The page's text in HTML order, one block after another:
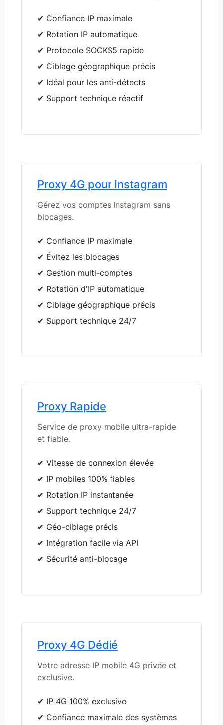
✔ Confiance IP maximale
✔ Rotation IP automatique
✔ Protocole SOCKS5 rapide
✔ Ciblage géographique précis
✔ Idéal pour les anti-détects
✔ Support technique réactif
Proxy 4G pour Instagram
Gérez vos comptes Instagram sans
blocages.
✔ Confiance IP maximale
✔ Évitez les blocages
✔ Gestion multi-comptes
✔ Rotation d'IP automatique
✔ Ciblage géographique précis
✔ Support technique 24/7
Proxy Rapide
Service de proxy mobile ultra-rapide
et fiable.
✔ Vitesse de connexion élevée
✔ IP mobiles 100% fiables
✔ Rotation IP instantanée
✔ Support technique 24/7
✔ Géo-ciblage précis
✔ Intégration facile via API
✔ Sécurité anti-blocage
Proxy 4G Dédié
Votre adresse IP mobile 4G privée et
exclusive.
✔ IP 4G 100% exclusive
✔ Confiance maximale des systèmes